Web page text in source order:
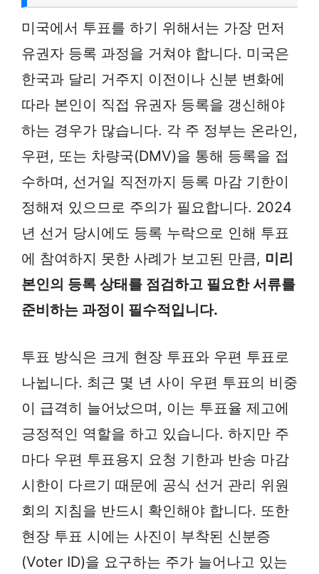
미국에서 투표를 하기 위해서는 가장 먼저
유권자 등록 과정을 거쳐야 합니다. 미국은
한국과 달리 거주지 이전이나 신분 변화에
따라 본인이 직접 유권자 등록을 갱신해야
하는 경우가 많습니다. 각 주 정부는 온라인,
우편, 또는 차량국(DMV)을 통해 등록을 접
수하며, 선거일 직전까지 등록 마감 기한이
정해져 있으므로 주의가 필요합니다. 2024
년 선거 당시에도 등록 누락으로 인해 투표
에 참여하지 못한 사례가 보고된 만큼, 미리
본인의 등록 상태를 점검하고 필요한 서류를
준비하는 과정이 필수적입니다.
투표 방식은 크게 현장 투표와 우편 투표로
나뉩니다. 최근 몇 년 사이 우편 투표의 비중
이 급격히 늘어났으며, 이는 투표율 제고에
긍정적인 역할을 하고 있습니다. 하지만 주
마다 우편 투표용지 요청 기한과 반송 마감
시한이 다르기 때문에 공식 선거 관리 위원
회의 지침을 반드시 확인해야 합니다. 또한
현장 투표 시에는 사진이 부착된 신분증
(Voter ID)을 요구하는 주가 늘어나고 있는